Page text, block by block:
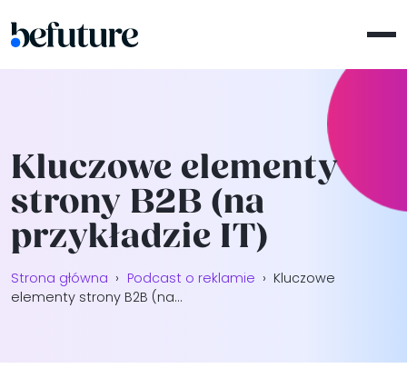
Kluczowe elementy
strony B2B (na
przykładzie IT)
Strona główna › Podcast o reklamie › Kluczowe
elementy strony B2B (na...